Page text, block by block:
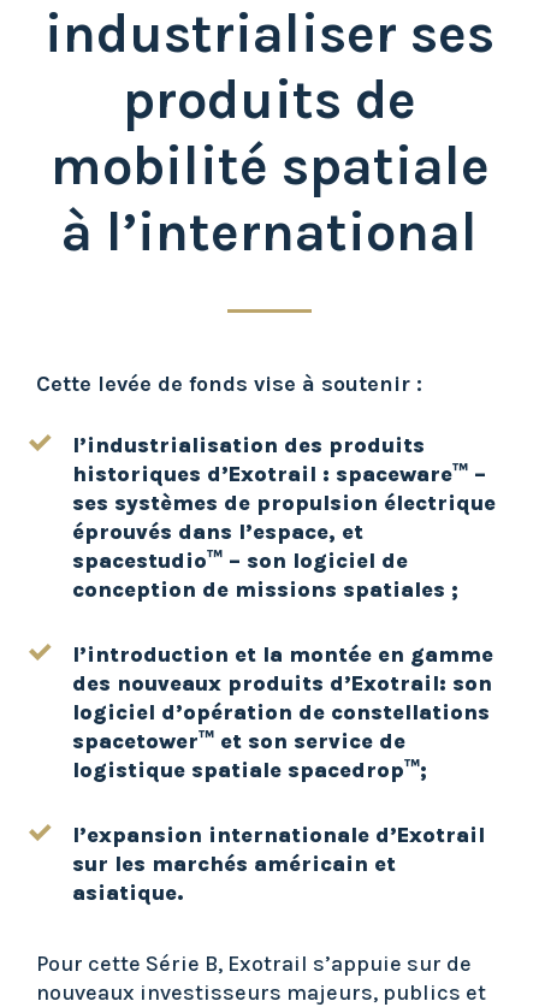
industrialiser ses
produits de
mobilité spatiale
à l’international
Cette levée de fonds vise à soutenir :
l’industrialisation des produits
historiques d’Exotrail : spaceware™ –
ses systèmes de propulsion électrique
éprouvés dans l’espace, et
spacestudio™ – son logiciel de
conception de missions spatiales ;
l’introduction et la montée en gamme
des nouveaux produits d’Exotrail: son
logiciel d’opération de constellations
spacetower™ et son service de
logistique spatiale spacedrop™;
l’expansion internationale d’Exotrail
sur les marchés américain et
asiatique.
Pour cette Série B, Exotrail s’appuie sur de
nouveaux investisseurs majeurs, publics et